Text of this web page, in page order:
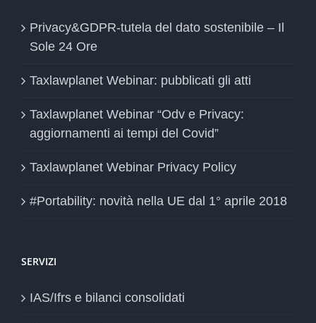
Privacy&GDPR-tutela del dato sostenibile – Il
Sole 24 Ore
Taxlawplanet Webinar: pubblicati gli atti
Taxlawplanet Webinar “Odv e Privacy:
aggiornamenti ai tempi del Covid”
Taxlawplanet Webinar Privacy Policy
#Portability: novità nella UE dal 1° aprile 2018
SERVIZI
IAS/Ifrs e bilanci consolidati